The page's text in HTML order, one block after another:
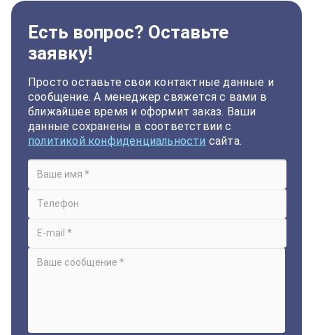
Есть вопрос? Оставьте
заявку!
Просто оставьте свои контактные данные и
сообщение. А менеджер свяжется с вами в
ближайшее время и оформит заказ. Ваши
данные сохранены в соответствии с
политикой конфиденциальности сайта.